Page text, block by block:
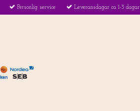
Personlig service Leveransdagar ca 1-3 dagar